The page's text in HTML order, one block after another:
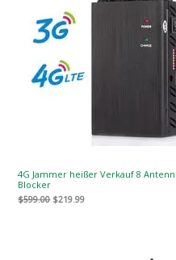
4G Jammer heißer Verkauf 8
Blocker
$599.00 $219.99